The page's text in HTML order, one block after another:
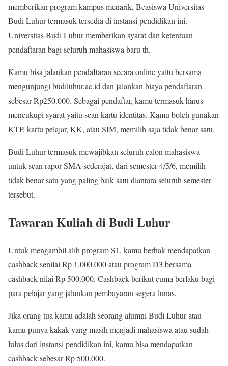
memberikan program kampus menarik, Beasiswa Universitas
Budi Luhur termasuk tersedia di instansi pendidikan ini.
Universitas Budi Luhur memberikan syarat dan ketentuan
pendaftaran bagi seluruh mahasiswa baru th.
Kamu bisa jalankan pendaftaran secara online yaitu bersama
mengunjungi budiluhur.ac.id dan jalankan biaya pendaftaran
sebesar Rp250.000. Sebagai pendaftar, kamu termasuk harus
mencukupi syarat yaitu scan kartu identitas. Kamu boleh gunakan
KTP, kartu pelajar, KK, atau SIM, memilih saja tidak benar satu.
Budi Luhur termasuk mewajibkan seluruh calon mahasiswa
untuk scan rapor SMA sederajat, dari semester 4/5/6, memilih
tidak benar satu yang paling baik satu diantara seluruh semester
tersebut.
Tawaran Kuliah di Budi Luhur
Untuk mengambil alih program S1, kamu berhak mendapatkan
cashback senilai Rp 1.000.000 atau program D3 bersama
cashback nilai Rp 500.000. Cashback berikut cuma berlaku bagi
para pelajar yang jalankan pembayaran segera lunas.
Jika orang tua kamu adalah seorang alumni Budi Luhur atau
kamu punya kakak yang masih menjadi mahasiswa atau sudah
lulus dari instansi pendidikan ini, kamu bisa mendapatkan
cashback sebesar Rp 500.000.